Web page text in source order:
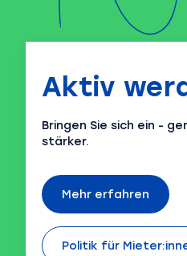
Aktiv
Bringen Sie sich ein -
stärker.
Mehr erfahren
Politik für